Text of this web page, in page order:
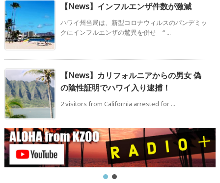
【News】インフルエンザ件数が激減
ハワイ州当局は、新型コロナウィルスのパンデミッ
クにインフルエンザの驚異を併せ “ ...
【News】カリフォルニアからの男女 偽
の陰性証明でハワイ入り逮捕！
2 visitors from California arrested for ...